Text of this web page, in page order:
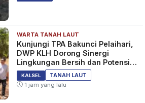
WARTA TANAH LAUT
Kunjungi TPA Bakunci Pelaihari,
DWP KLH Dorong Sinergi
Lingkungan Bersih dan Potensi
Wisata Tanah Laut
KALSEL
TANAH LAUT
1 jam yang lalu